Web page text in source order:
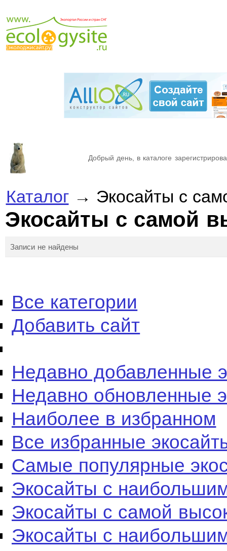
Добрый день, в каталоге
Каталог→ Экосайты с
Экосайты с самой
Записи не найдены
Все категории
Добавить сайт
Недавно добавленные
Недавно обновленные
Наиболее в избранном
Все избранные
Самые популярные
Экосайты с
Экосайты с самой
Экосайты с